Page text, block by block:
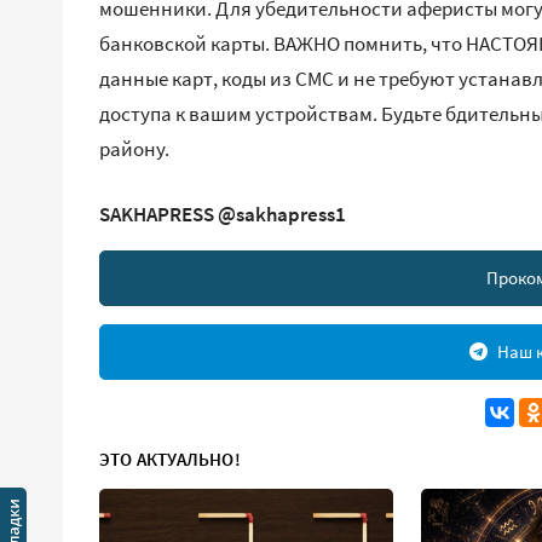
мошенники. Для убедительности аферисты
банковской карты. ВАЖНО помнить, что
данные карт, коды из СМС и не требуют
доступа к вашим устройствам. Будьте
району.
SAKHAPRESS @sakhapress1
Наш
ЭТО АКТУАЛЬНО!